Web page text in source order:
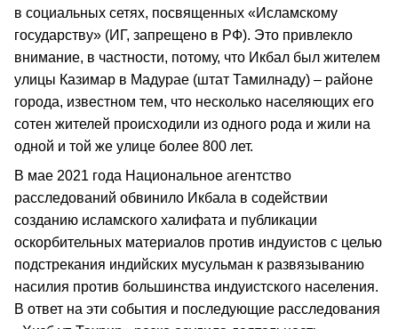
в социальных сетях, посвященных «Исламскому
государству» (ИГ, запрещено в РФ). Это привлекло
внимание, в частности, потому, что Икбал был жителем
улицы Казимар в Мадурае (штат Тамилнаду) – районе
города, известном тем, что несколько населяющих его
сотен жителей происходили из одного рода и жили на
одной и той же улице более 800 лет.
В мае 2021 года Национальное агентство
расследований обвинило Икбала в содействии
созданию исламского халифата и публикации
оскорбительных материалов против индуистов с целью
подстрекания индийских мусульман к развязыванию
насилия против большинства индуистского населения.
В ответ на эти события и последующие расследования